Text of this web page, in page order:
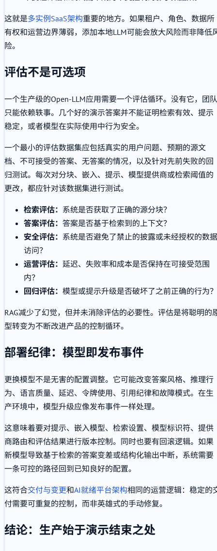
这就是多实例SaaS架构重要的地方。如果租户、角色、数据所
有权和运营边界薄弱，添加本地LLM可能会放大风险而非降低
险。
评估不是可选项
一个生产级的Open-LLM应用需要一个评估循环。没有它，团队
只能依赖轶事。几个好的演示答案并不能证明检索有效、提示
稳定，或者模型在实际使用中行为安全。
一个最小的评估数据集应包括真实的用户问题、预期的源文
档、不可接受的答案、无答案的情况，以及针对先前失败的回
归测试。每次对分块、嵌入、提示、模型提供商或检索阈值的
更改，都应针对该数据集进行测试。
检索评估： 系统是否获取了正确的源分块？
答案评估： 答案是否基于检索到的上下文？
安全评估： 系统是否避免了禁止的披露或未经授权的数据
访问？
运营评估： 延迟、失败率和成本是否保持在可接受范围
内？
回归评估： 模型或提示升级是否破坏了之前正确的行为？
RAG减少了幻觉，但并未消除评估的必要性。评估是将聪明的
型转变为不断改进产品的控制循环。
部署纪律：模型即发布事件
更换模型不是无害的配置调整。它可能改变答案风格、推理行
为、语言质量、延迟、令牌使用、引用纪律和故障模式。在生
产环境中，模型升级应像发布事件一样处理。
这意味着要对提示、嵌入模型、检索设置、模型标识符、提供
商路由和评估结果进行版本控制。同时也要有回滚逻辑。如果
新模型导致基于检索的答案变差或结构化输出中断，系统需要
一条可控的路径回到已知良好的配置。
这符合交付与变更和AI就绪平台架构相同的运营逻辑：稳定的
付需要可重复的控制，而非英雄式的手动修复。
结论：生产始于演示结束之处